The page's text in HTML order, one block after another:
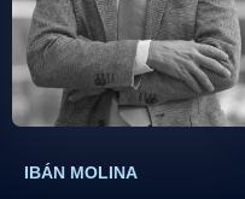
IBÁN MOLINA